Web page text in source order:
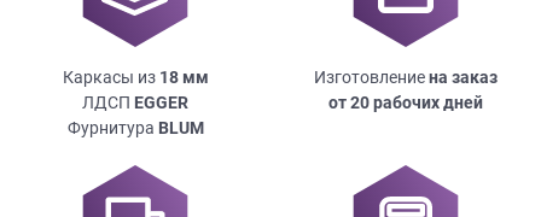
Каркасы из 18мм
ЛДСП EGGER
Фурнитура BLUM
Изготовлениена заказ
от 20 рабочих дней